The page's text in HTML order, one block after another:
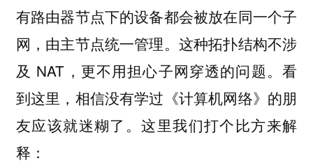
有路由器节点下的设备都会被放在同一个子
网，由主节点统一管理。这种拓扑结构不涉
及 NAT，更不用担心子网穿透的问题。看
到这里，相信没有学过《计算机网络》的朋
友应该就迷糊了。这里我们打个比方来解
释：